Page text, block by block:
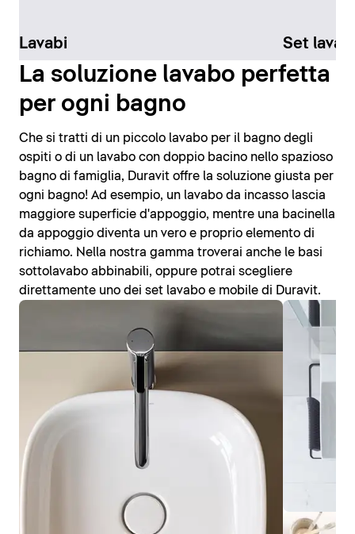
Lavabi Set
La soluzione lavabo perfetta
per ogni bagno
Che si tratti di un piccolo lavabo per il bagno degli
ospiti o di un lavabo con doppio bacino nello spazioso
bagno di famiglia, Duravit offre la soluzione giusta per
ogni bagno! Ad esempio, un lavabo da incasso lascia
maggiore superficie d'appoggio, mentre una bacinella
da appoggio diventa un vero e proprio elemento di
richiamo. Nella nostra gamma troverai anche le basi
sottolavabo abbinabili, oppure potrai scegliere
direttamente uno dei set lavabo e mobile di Duravit.